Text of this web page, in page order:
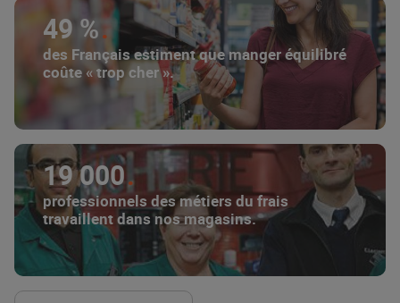
49 %
des Français estiment que manger équilibré
coûte « trop cher ».
19 000
professionnels des métiers du frais
travaillent dans nos magasins.